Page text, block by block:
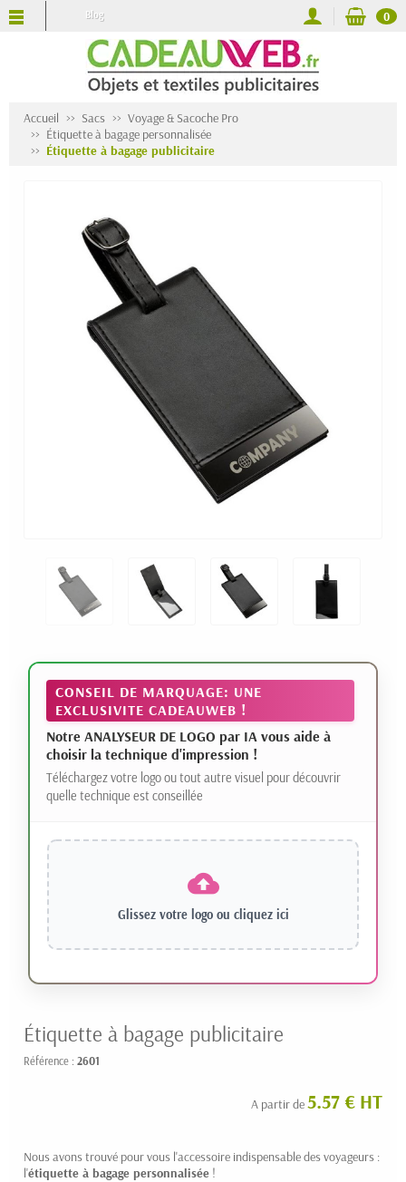
Blog 0
Accueil Sacs
Voyage & Sacoche Pro
Étiquette à bagage personnalisée
Étiquette à bagage publicitaire
CONSEIL DE MARQUAGE: UNE
EXCLUSIVITE CADEAUWEB !
Notre ANALYSEUR DE LOGO par IA vous aide à
choisir la technique d'impression !
Téléchargez votre logo ou tout autre visuel pour découvrir
quelle technique est conseillée
Glissez votre logo ou cliquez ici
Étiquette à bagage publicitaire
Référence : 2601
A partir de5.57 € HT
Nous avons trouvé pour vous l'accessoire indispensable des voyageurs :
l'étiquette à bagage personnalisée !